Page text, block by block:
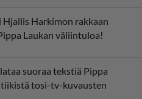
Harkimon rakkaan
Laukan väliintuloa!
suoraa tekstiä Pippa
tosi-tv-kuvausten